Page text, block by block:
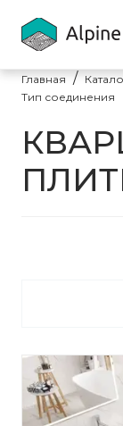
Главная
Тип соединения